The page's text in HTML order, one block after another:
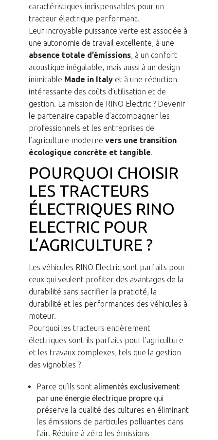
caractéristiques indispensables pour un
tracteur électrique performant.
Leur incroyable puissance verte est associée à
une autonomie de travail excellente, à une
absence totale d’émissions, à un confort
acoustique inégalable, mais aussi à un design
inimitable Made in Italy et à une réduction
intéressante des coûts d’utilisation et de
gestion. La mission de RINO Electric ? Devenir
le partenaire capable d’accompagner les
professionnels et les entreprises de
l’agriculture moderne vers une transition
écologique concrète et tangible.
POURQUOI CHOISIR
LES TRACTEURS
ÉLECTRIQUES RINO
ELECTRIC POUR
L’AGRICULTURE ?
Les véhicules RINO Electric sont parfaits pour
ceux qui veulent profiter des avantages de la
durabilité sans sacrifier la praticité, la
durabilité et les performances des véhicules à
moteur.
Pourquoi les tracteurs entièrement
électriques sont-ils parfaits pour l’agriculture
et les travaux complexes, tels que la gestion
des vignobles ?
Parce qu’ils sont alimentés exclusivement
par une énergie électrique propre qui
préserve la qualité des cultures en éliminant
les émissions de particules polluantes dans
l’air. Réduire à zéro les émissions